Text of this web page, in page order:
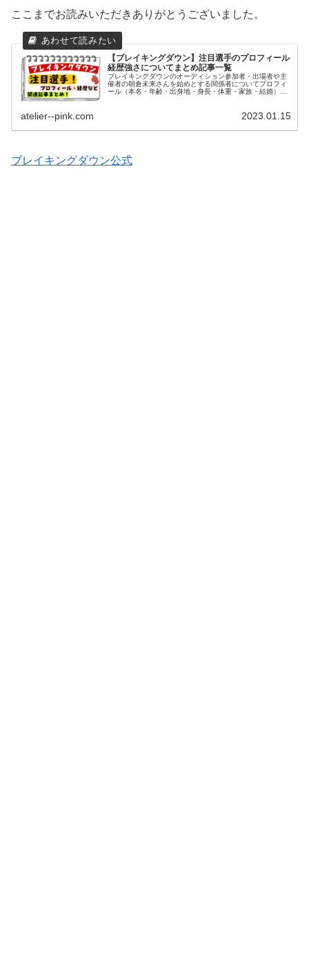
ここまでお読みいただきありがとうございました。
【ブレイキングダウン】注目選手のプロフィール
経歴強さについてまとめ記事一覧
ブレイキングダウンのオーディション参加者・出場者や主
催者の朝倉未来さんを始めとする関係者についてプロフィ
ール（本名・年齢・出身地・身長・体重・家族・結婚）や
atelier--pink.com 2023.01.15
ブレイキングダウン公式